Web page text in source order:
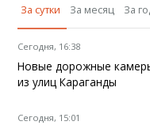
За сутки
За месяц За
Сегодня, 16:38
Новые дорожные
из улиц Караганды
Сегодня, 15:01